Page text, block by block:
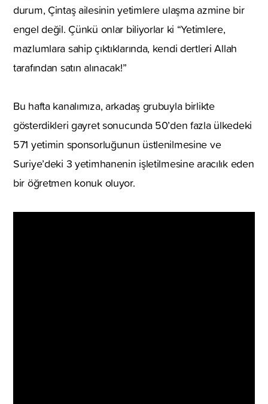
durum, Çintaş ailesinin yetimlere ulaşma azmine bir
engel değil. Çünkü onlar biliyorlar ki “Yetimlere,
mazlumlara sahip çıktıklarında, kendi dertleri Allah
tarafından satın alınacak!”
Bu hafta kanalımıza, arkadaş grubuyla birlikte
gösterdikleri gayret sonucunda 50’den fazla ülkedeki
571 yetimin sponsorluğunun üstlenilmesine ve
Suriye’deki 3 yetimhanenin işletilmesine aracılık eden
bir öğretmen konuk oluyor.